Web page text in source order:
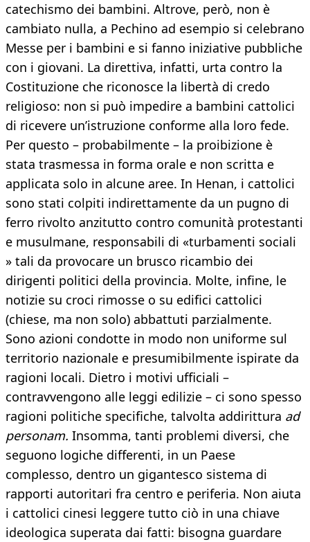
catechismo dei bambini. Altrove, però, non è
cambiato nulla, a Pechino ad esempio si celebrano
Messe per i bambini e si fanno iniziative pubbliche
con i giovani. La direttiva, infatti, urta contro la
Costituzione che riconosce la libertà di credo
religioso: non si può impedire a bambini cattolici
di ricevere un’istruzione conforme alla loro fede.
Per questo – probabilmente – la proibizione è
stata trasmessa in forma orale e non scritta e
applicata solo in alcune aree. In Henan, i cattolici
sono stati colpiti indirettamente da un pugno di
ferro rivolto anzitutto contro comunità protestanti
e musulmane, responsabili di «turbamenti sociali
» tali da provocare un brusco ricambio dei
dirigenti politici della provincia. Molte, infine, le
notizie su croci rimosse o su edifici cattolici
(chiese, ma non solo) abbattuti parzialmente.
Sono azioni condotte in modo non uniforme sul
territorio nazionale e presumibilmente ispirate da
ragioni locali. Dietro i motivi ufficiali –
contravvengono alle leggi edilizie – ci sono spesso
ragioni politiche specifiche, talvolta addirittura ad
personam. Insomma, tanti problemi diversi, che
seguono logiche differenti, in un Paese
complesso, dentro un gigantesco sistema di
rapporti autoritari fra centro e periferia. Non aiuta
i cattolici cinesi leggere tutto ciò in una chiave
ideologica superata dai fatti: bisogna guardare